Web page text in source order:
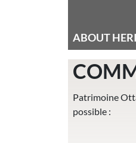
ABOUT
Patrimoine
possible :